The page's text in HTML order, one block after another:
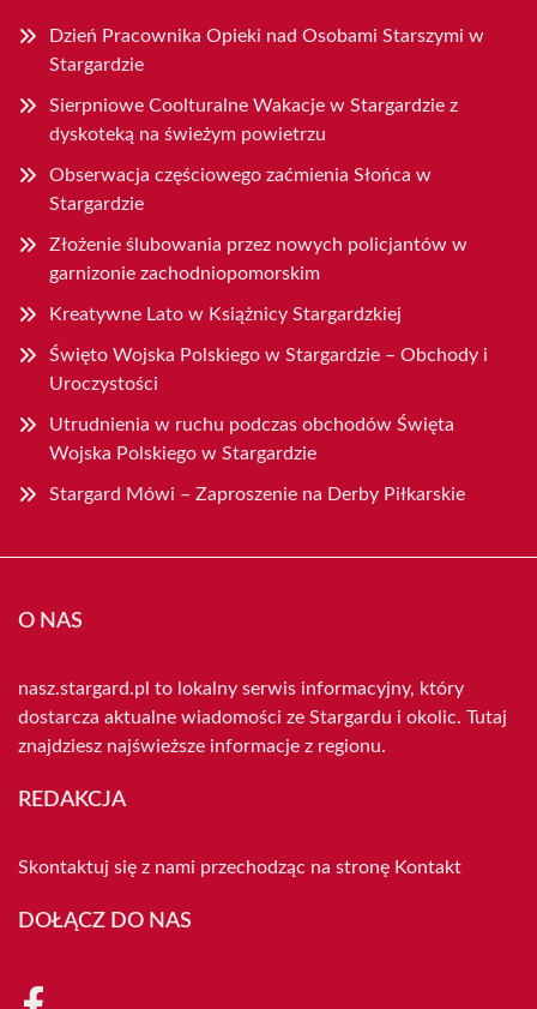
Dzień Pracownika Opieki nad Osobami Starszymi w
Stargardzie
Sierpniowe Coolturalne Wakacje w Stargardzie z
dyskoteką na świeżym powietrzu
Obserwacja częściowego zaćmienia Słońca w
Stargardzie
Złożenie ślubowania przez nowych policjantów w
garnizonie zachodniopomorskim
Kreatywne Lato w Książnicy Stargardzkiej
Święto Wojska Polskiego w Stargardzie – Obchody i
Uroczystości
Utrudnienia w ruchu podczas obchodów Święta
Wojska Polskiego w Stargardzie
Stargard Mówi – Zaproszenie na Derby Piłkarskie
O NAS
nasz.stargard.pl to lokalny serwis informacyjny, który
dostarcza aktualne wiadomości ze Stargardu i okolic. Tutaj
znajdziesz najświeższe informacje z regionu.
REDAKCJA
Skontaktuj się z nami przechodząc na stronę Kontakt
DOŁĄCZ DO NAS